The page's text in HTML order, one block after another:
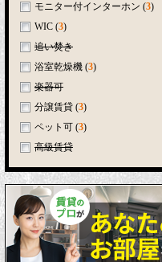
モニター付インターホン (3)
WIC (3)
追い焚き
浴室乾燥機 (3)
楽器可
分譲賃貸 (3)
ペット可 (3)
高級賃貸